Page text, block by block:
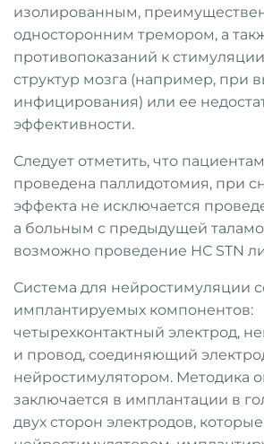
изолированным,
односторонним тремором, а
противопоказаний к
структур мозга (например, при
инфицирования) или ее
эффективности.
Следует отметить, что
проведена паллидотомия, при
эффекта не исключается
а больным с предыдущей
возможно проведение НС STN
Система для нейростимуляции
имплантируемых компонентов:
четырехконтактный электрод,
и провод, соединяющий
нейростимулятором. Методика
заключается в имплантации в
двух сторон электродов,